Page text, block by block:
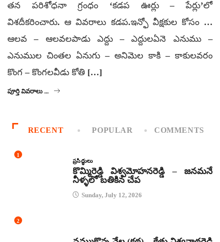
తన పరిశోధనా గ్రంధం ‘కడప ఊర్లు – పేర్లు’లో
విశదీకరించారు. ఆ వివరాలు కడప.ఇన్ఫో వీక్షకుల కోసం …
ఆలవ – ఆలవలపాడు ఎద్దు – ఎద్దులఏనె ఎనుము –
ఎనుముల చింతల ఏనుగు – అనిమెల కాకి – కాకులవరం
కొంగ – కొంగలవీడు కోతి […]
పూర్తి వివరాలు ...
RECENT POPULAR COMMENTS
1
ప్రసిద్ధులు
కొమ్మిరెడ్డి విశ్వమోహనరెడ్డి – జనమనే
నీళ్ళలో బతికిన చేప
Sunday, July 12, 2026
2